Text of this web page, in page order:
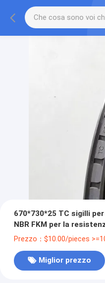
670*730*25 TC sigilli
NBR FKM per la
Prezzo：$10.00/pieces
Miglior prezzo